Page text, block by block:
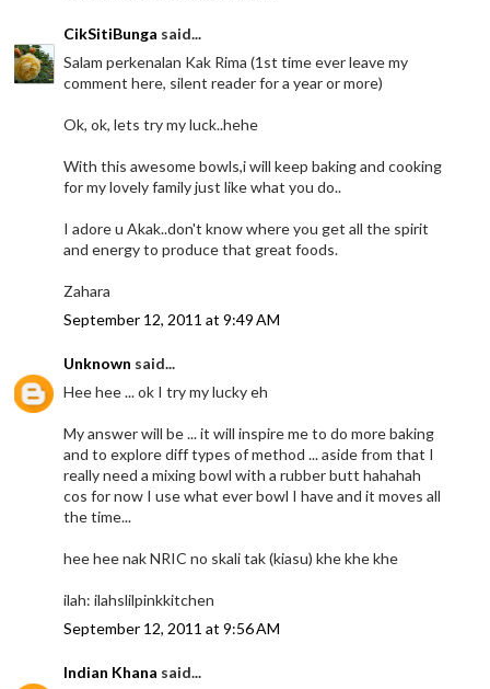
CikSitiBunga said...
Salam perkenalan Kak Rima (1st time ever leave my
comment here, silent reader for a year or more)
Ok, ok, lets try my luck..hehe
With this awesome bowls,i will keep baking and cooking
for my lovely family just like what you do..
I adore u Akak..don't know where you get all the spirit
and energy to produce that great foods.
Zahara
September 12, 2011 at 9:49 AM
Unknown said...
Hee hee ... ok I try my lucky eh
My answer will be ... it will inspire me to do more baking
and to explore diff types of method ... aside from that I
really need a mixing bowl with a rubber butt hahahah
cos for now I use what ever bowl I have and it moves all
the time...
hee hee nak NRIC no skali tak (kiasu) khe khe khe
ilah: ilahslilpinkkitchen
September 12, 2011 at 9:56 AM
Indian Khana said...